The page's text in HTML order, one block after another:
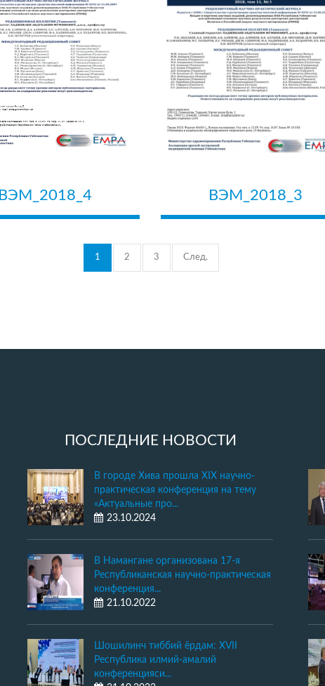
ВЭМ_2018_4 ВЭМ_2018_3
1 2 3 След.
ПОСЛЕДНИЕ НОВОСТИ
В городе Хива прошла XIX научно-
практическая конференция на тему
«Актуальные про...
23.10.2024
В Намангане организована 17-я
Республиканская научно-практическая
конференция...
21.10.2022
Шошилинч тиббий ёрдам: XVII
Республика илмий-амалий
конференцияси...